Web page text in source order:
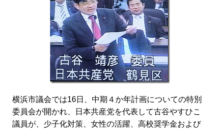
横浜市議会では16日、中期４か年計画についての特別
委員会が開かれ、日本共産党を代表して古谷やすひこ
議員が、少子化対策、女性の活躍、高校奨学金および